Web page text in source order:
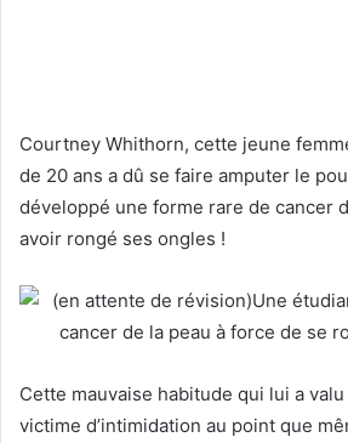
Courtney Whithorn, cette jeune
de 20 ans a dû se faire amputer le
développé une forme rare de cancer
avoir rongé ses ongles !
Cette mauvaise habitude qui lui a valu
victime d’intimidation au point que